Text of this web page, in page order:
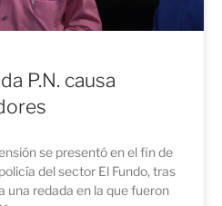
P.N. causa
se presentó en el fin de
del sector El Fundo, tras
una redada en la que fueron